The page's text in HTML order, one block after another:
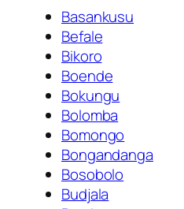
Basankusu
Befale
Bikoro
Boende
Bokungu
Bolomba
Bomongo
Bongandanga
Bosobolo
Budjala